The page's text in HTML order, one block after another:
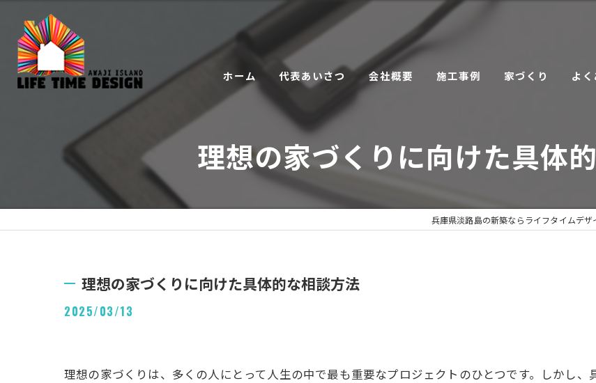
ホーム 代表あいさつ 会社概要 施工事例 家づくり
サービス
よ
理想の家づくりに向けた具体
兵庫県淡路島の新築ならライフタイムデザ
理想の家づくりに向けた具体的な相談方法
2025/03/13
理想の家づくりは、多くの人にとって人生の中で最も重要なプロジェクトのひとつです。しかし